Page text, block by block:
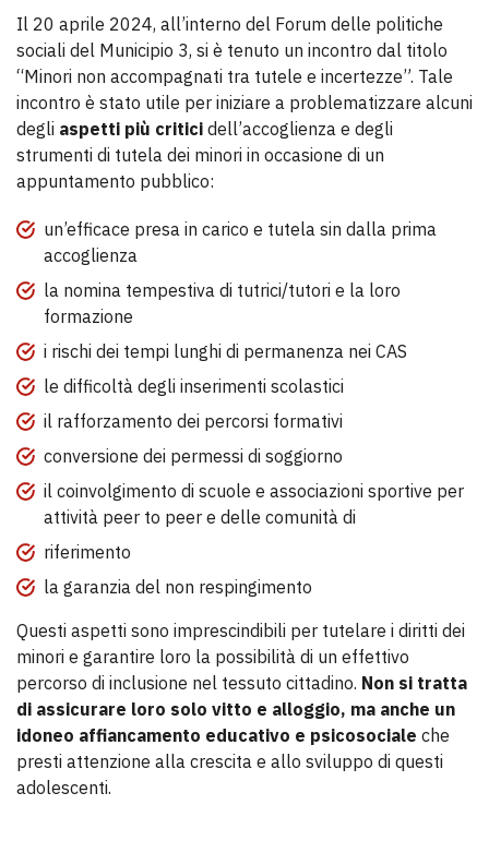
Il 20 aprile 2024, all’interno del Forum delle politiche
sociali del Municipio 3, si è tenuto un incontro dal titolo
“Minori non accompagnati tra tutele e incertezze”. Tale
incontro è stato utile per iniziare a problematizzare alcuni
degli aspetti più critici dell’accoglienza e degli
strumenti di tutela dei minori in occasione di un
appuntamento pubblico:
un’efficace presa in carico e tutela sin dalla prima
accoglienza
la nomina tempestiva di tutrici/tutori e la loro
formazione
i rischi dei tempi lunghi di permanenza nei CAS
le difficoltà degli inserimenti scolastici
il rafforzamento dei percorsi formativi
conversione dei permessi di soggiorno
il coinvolgimento di scuole e associazioni sportive per
attività peer to peer e delle comunità di
riferimento
la garanzia del non respingimento
Questi aspetti sono imprescindibili per tutelare i diritti dei
minori e garantire loro la possibilità di un effettivo
percorso di inclusione nel tessuto cittadino. Non si tratta
di assicurare loro solo vitto e alloggio, ma anche un
idoneo affiancamento educativo e psicosociale che
presti attenzione alla crescita e allo sviluppo di questi
adolescenti.